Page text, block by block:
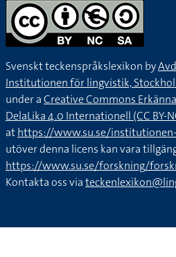
Svenskt teckenspråkslexikon by
Institutionen för lingvistik,
under aCreative Commons
DelaLika 4.0 Internationell (CC BY-
athttps://www.su.se/
utöver denna licens kan vara
https://www.su.se/forskning/
Kontakta oss via